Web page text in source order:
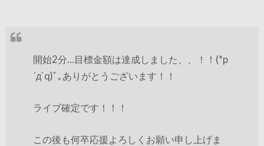
開始2分…目標金額は達成しました、、！！(*p
´д`q)ﾟ｡ありがとうございます！！
ライブ確定です！！！
この後も何卒応援よろしくお願い申し上げま